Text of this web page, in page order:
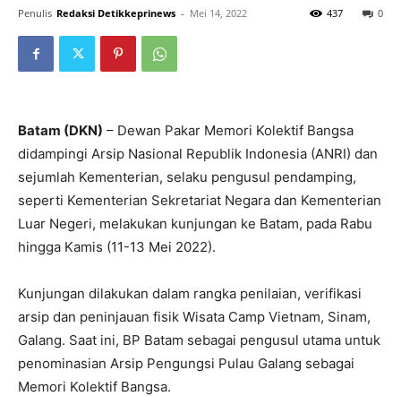
Penulis Redaksi Detikkeprinews - Mei 14, 2022 0
437
Batam (DKN) – Dewan Pakar Memori Kolektif Bangsa
didampingi Arsip Nasional Republik Indonesia (ANRI) dan
sejumlah Kementerian, selaku pengusul pendamping,
seperti Kementerian Sekretariat Negara dan Kementerian
Luar Negeri, melakukan kunjungan ke Batam, pada Rabu
hingga Kamis (11-13 Mei 2022).
Kunjungan dilakukan dalam rangka penilaian, verifikasi
arsip dan peninjauan fisik Wisata Camp Vietnam, Sinam,
Galang. Saat ini, BP Batam sebagai pengusul utama untuk
penominasian Arsip Pengungsi Pulau Galang sebagai
Memori Kolektif Bangsa.